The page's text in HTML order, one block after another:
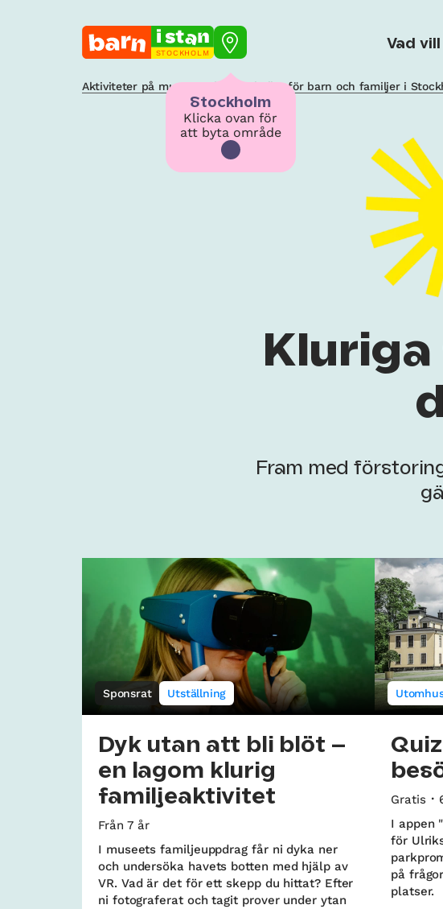
STOCKHOLM
Stockholm
Klicka ovan för
att byta område
Vad
Aktiviteter på museer och konsthallar för barn och familjer i
Fram med
Sponsrat Utställning
Dyk utan att bli blöt –
en lagom klurig
familjeaktivitet
Från 7 år
I museets familjeuppdrag får ni dyka ner
och undersöka havets botten med hjälp av
VR. Vad är det för ett skepp du hittat? Efter
ni fotograferat och tagit prover under ytan
Gratis
I appen
för
på
platser.